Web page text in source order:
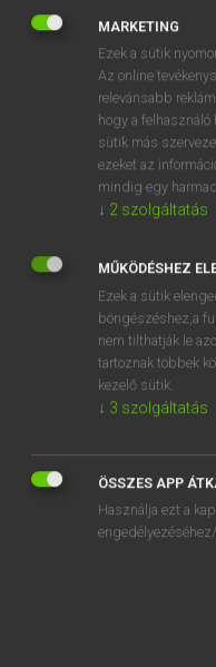
NINCS
Nincs regisztrációm
díjmentes
EURÓPAI UNIÓS
Kapcsolódó anyagok
sociétés relevant de
Society Islands
socio-economic change
MARKETING
Ezek a sütik
Az online
relevánsabb
hogy a felhasználó
sütik más
ezeket az
mindig egy
↓ 2 szolgáltatás
MŰKÖDÉSHEZ
Ezek a sütik
böngészéshez,a
nem tilthatják le
tartoznak többek
kezelő sütik.
↓ 3 szolgáltatás
ÖSSZES APP
Használja ezt a